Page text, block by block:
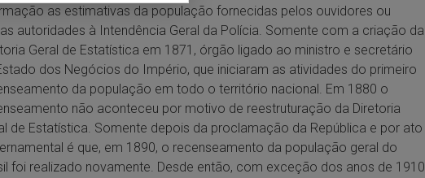
as estimativas da população fornecidas pelos ouvidores ou
autoridades à Intendência Geral da Polícia. Somente com a criação da
Geral de Estatística em 1871, órgão ligado ao ministro e secretário
dos Negócios do Império, que iniciaram as atividades do primeiro
da população em todo o território nacional. Em 1880 o
não aconteceu por motivo de reestruturação da Diretoria
de Estatística. Somente depois da proclamação da República e por ato
é que, em 1890, o recenseamento da população geral do
foi realizado novamente. Desde então, com exceção dos anos de 1910